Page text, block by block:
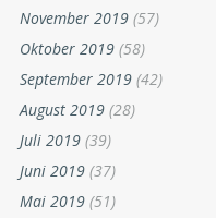
November 2019 (57)
Oktober 2019 (58)
September 2019 (42)
August 2019 (28)
Juli 2019 (39)
Juni 2019 (37)
Mai 2019 (51)